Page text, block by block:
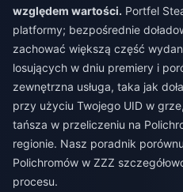
względem wartości. Portfel
platformy; bezpośrednie
zachować większą część
losujących w dniu premiery i
zewnętrzna usługa, taka jak
przy użyciu Twojego UID w
tańsza w przeliczeniu na
regionie. Nasz poradnik
Polichromów w ZZZ
procesu.